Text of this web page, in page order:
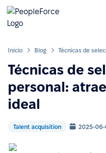
Inicio Blog
Técnicas de
personal:
ideal
Talent acquisition 2025-06-